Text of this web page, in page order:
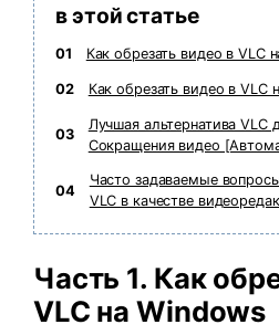
в этой статье
01 Как обрезать видео в VLC
02 Как обрезать видео в VLC
03
Лучшая альтернатива VLC
Сокращения видео
04
Часто задаваемые
VLC в качестве
Часть 1. Как
VLC на Windows